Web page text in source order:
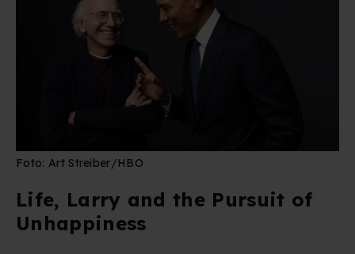
Foto: Art Streiber/HBO
Life, Larry and the Pursuit of
Unhappiness